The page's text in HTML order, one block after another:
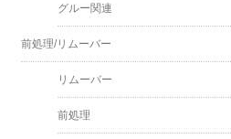
グルー関連
前処理/リムーバー
リムーバー
前処理